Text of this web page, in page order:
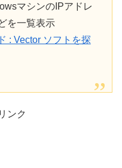
マシンのIPアドレ
を一覧表示
: Vector ソフトを探
ンク